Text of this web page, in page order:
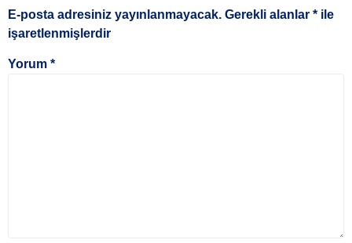
E-posta adresiniz yayınlanmayacak. Gerekli alanlar * ile
işaretlenmişlerdir
Yorum *